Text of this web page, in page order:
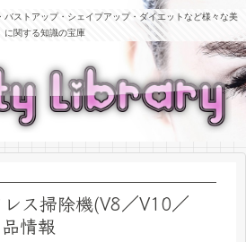
ストアップ・シェイプアップ・ダイエットなど様々な美
に関する知識の宝庫
ス掃除機(V8／V10／
情報